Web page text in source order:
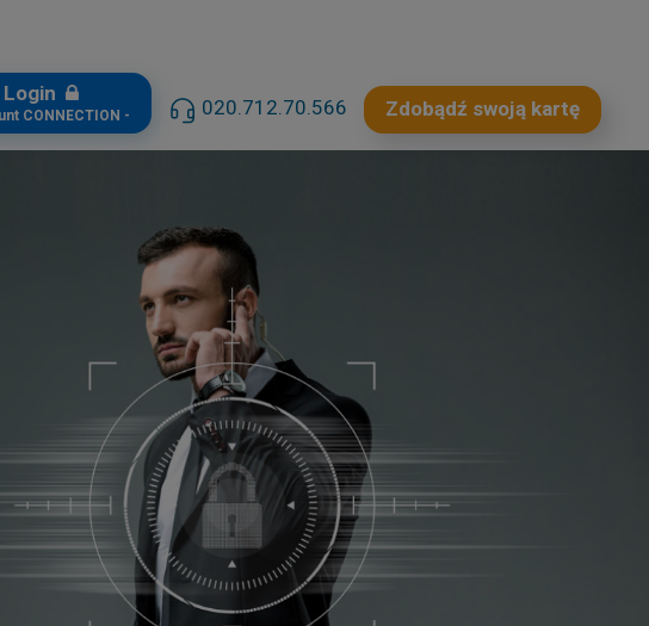
Login
CONNECTION - 020.712.70.566 Zdobądź swoją kartę